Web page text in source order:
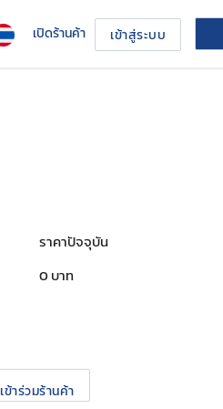
เปิดร้านค้า เข้าสู่ระบบ
ราคาปัจจุบัน
0 บาท
เข้าร่วมร้านค้า